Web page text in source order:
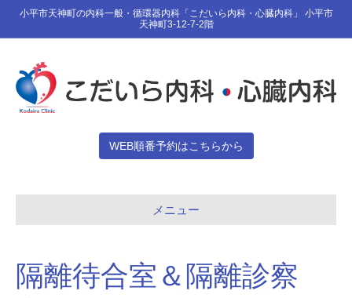
小平市天神町の内科一般・循環器内科「こだいら内科・心臓内科」 小平市
天神町3-12-7-2階
WEB順番予約はこちらから
メニュー
隔離待合室＆隔離診察